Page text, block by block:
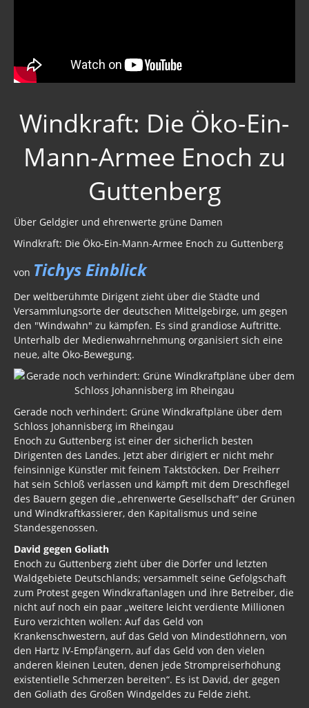
Windkraft: Die Öko-Ein-
Mann-Armee Enoch zu
Guttenberg
Über Geldgier und ehrenwerte grüne Damen
Windkraft: Die Öko-Ein-Mann-Armee Enoch zu Guttenberg
von Tichys Einblick
Der weltberühmte Dirigent zieht über die Städte und
Versammlungsorte der deutschen Mittelgebirge, um gegen
den "Windwahn" zu kämpfen. Es sind grandiose Auftritte.
Unterhalb der Medienwahrnehmung organisiert sich eine
neue, alte Öko-Bewegung.
Gerade noch verhindert: Grüne Windkraftpläne über dem
Schloss Johannisberg im Rheingau
Enoch zu Guttenberg ist einer der sicherlich besten
Dirigenten des Landes. Jetzt aber dirigiert er nicht mehr
feinsinnige Künstler mit feinem Taktstöcken. Der Freiherr
hat sein Schloß verlassen und kämpft mit dem Dreschflegel
des Bauern gegen die „ehrenwerte Gesellschaft“ der Grünen
und Windkraftkassierer, den Kapitalismus und seine
Standesgenossen.
David gegen Goliath
Enoch zu Guttenberg zieht über die Dörfer und letzten
Waldgebiete Deutschlands; versammelt seine Gefolgschaft
zum Protest gegen Windkraftanlagen und ihre Betreiber, die
nicht auf noch ein paar „weitere leicht verdiente Millionen
Euro verzichten wollen: Auf das Geld von
Krankenschwestern, auf das Geld von Mindestlöhnern, von
den Hartz IV-Empfängern, auf das Geld von den vielen
anderen kleinen Leuten, denen jede Strompreiserhöhung
existentielle Schmerzen bereiten“. Es ist David, der gegen
den Goliath des Großen Windgeldes zu Felde zieht.